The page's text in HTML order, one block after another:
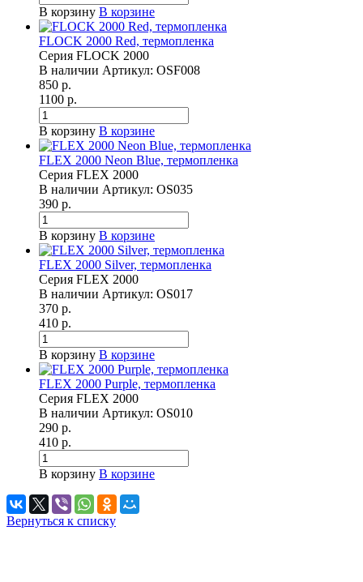
В корзину В корзине
FLOCK 2000 Red, термопленка
Серия FLOCK 2000
В наличии Артикул: OSF008
850 р.
1100 р.
В корзину В корзине
FLEX 2000 Neon Blue, термопленка
Серия FLEX 2000
В наличии Артикул: OS035
390 р.
В корзину В корзине
FLEX 2000 Silver, термопленка
Серия FLEX 2000
В наличии Артикул: OS017
370 р.
410 р.
В корзину В корзине
FLEX 2000 Purple, термопленка
Серия FLEX 2000
В наличии Артикул: OS010
290 р.
410 р.
В корзину В корзине
Вернуться к списку